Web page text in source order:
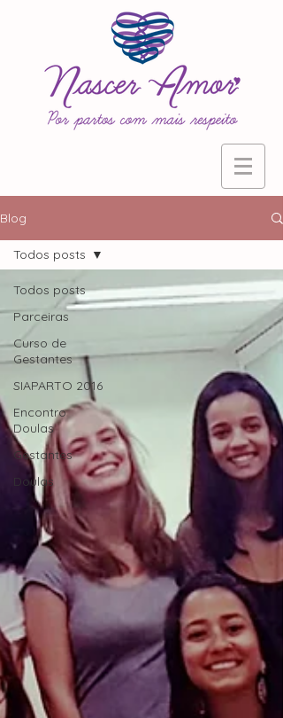
Blog
Todos posts
Parceiras
Curso de
Gestantes
SIAPARTO 2016
Encontro
Doulas
Gestantes
Doulas
Todos posts